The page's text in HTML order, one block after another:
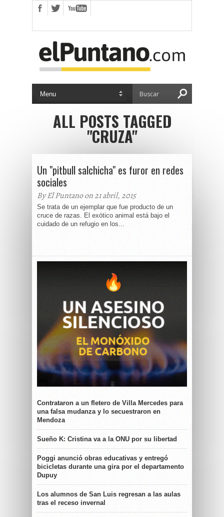
ALL POSTS TAGGED
"CRUZA"
Un "pitbull salchicha" es furor en redes
sociales
By El Puntano on 21 abril, 2015
Se trata de un ejemplar que fue producto de un
cruce de razas. El exótico animal está bajo el
cuidado de un refugio en los...
Contrataron a un fletero de Villa Mercedes para
una falsa mudanza y lo secuestraron en
Mendoza
Sueño K: Cristina va a la ONU por su libertad
Poggi anunció obras educativas y entregó
bicicletas durante una gira por el departamento
Dupuy
Los alumnos de San Luis regresan a las aulas
tras el receso invernal